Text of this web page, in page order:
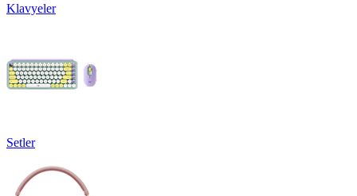
Klavyeler
Setler